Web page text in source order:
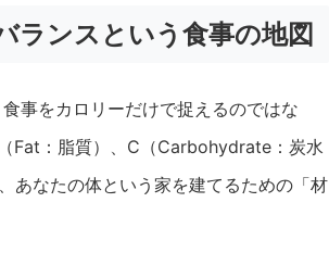
ランスという食事の地図
事をカロリーだけで捉えるのではな
Fat：脂質）、C（Carbohydrate：炭水
あなたの体という家を建てるための「材